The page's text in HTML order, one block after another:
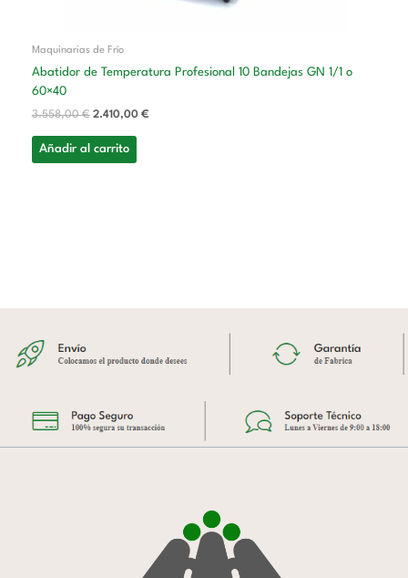
Maquinarias de Frío
Abatidor de Temperatura Profesional 10 Bandejas GN 1/1 o
60×40
3.558,00€ 2.410,00 €
Añadir al carrito